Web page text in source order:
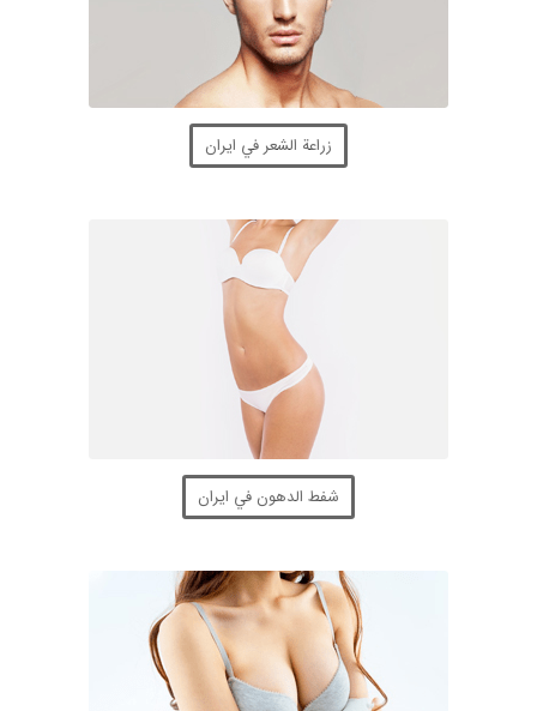
زراعة الشعر في ايران
شفط الدهون في ايران